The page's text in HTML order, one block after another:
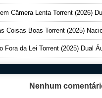
Câmera Lenta Torrent (2026)
Coisas Boas Torrent (2025)
Fora da Lei Torrent (2025) Dual
Nenhum